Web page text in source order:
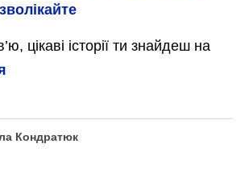
цікаві історії ти знайдеш на
Кондратюк